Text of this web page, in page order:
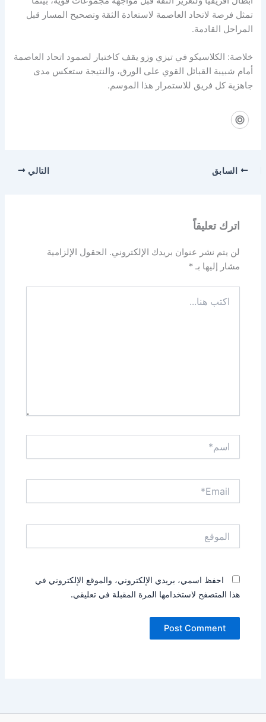
تمثل فرصة لاتحاد العاصمة لاستعادة الثقة وتصحيح المسار قبل
المراحل القادمة.
خلاصة: الكلاسيكو في تيزي وزو يقف كاختبار لصمود اتحاد العاصمة
أمام شبيبة القبائل القوي على الورق، والنتيجة ستعكس مدى
جاهزية كل فريق للاستمرار هذا الموسم.
السابق التالي
اترك تعليقاً
لن يتم نشر عنوان بريدك الإلكتروني. الحقول الإلزامية
مشار إليها بـ*
هنا...
احفظ اسمي، بريدي الإلكتروني، والموقع الإلكتروني في
هذا المتصفح لاستخدامها المرة المقبلة في تعليقي.